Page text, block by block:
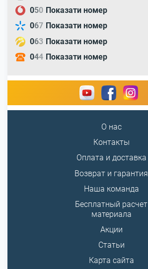
050 Показати номер
067 Показати номер
063 Показати номер
044 Показати номер
О нас
Контакты
Оплата и доставка
Возврат и гарантия
Наша команда
Бесплатный расчет
материала
Акции
Статьи
Карта сайта